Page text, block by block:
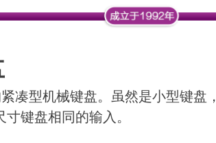
凑型机械键盘。虽然是小型键盘，
键盘相同的输入。